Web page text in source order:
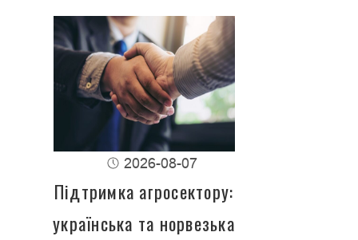
2026-08-07
Підтримка агросектору:
українська та норвезька